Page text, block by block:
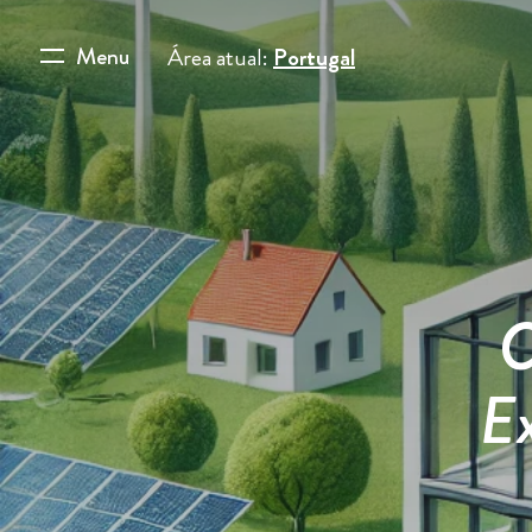
Menu Área atual:Portugal